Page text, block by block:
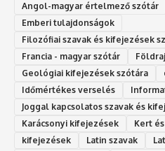
Angol-magyar értelmező szótár
Emberi tulajdonságok
Filozófiai szavak és kifejezések
Francia - magyar szótár
Geológiai kifejezések szótára
Időmértékes verselés
Joggal kapcsolatos szavak és
Karácsonyi kifejezések
Kert
kifejezések
Latin szavak